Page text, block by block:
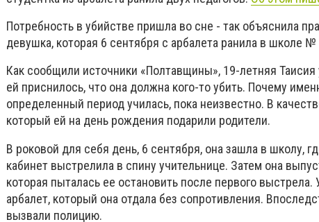
Потребность в убийстве пришла во сне - так объяснила
девушка, которая 6 сентября с арбалета ранила в школе №
Как сообщили источники «Полтавщины», 19-летняя Таисия
ей приснилось, что она должна кого-то убить. Почему
определенный период училась, пока неизвестно. В
который ей на день рождения подарили родители.
В роковой для себя день, 6 сентября, она зашла в школу,
кабинет выстрелила в спину учительнице. Затем она
которая пыталась ее остановить после первого выстрела.
арбалет, который она отдала без сопротивления.
вызвали полицию.